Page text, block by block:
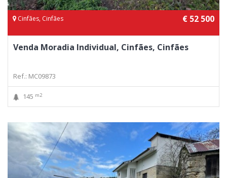
Cinfães, Cinfães € 52 500
Venda Moradia Individual, Cinfães, Cinfães
Ref.: MC09873
145 m2